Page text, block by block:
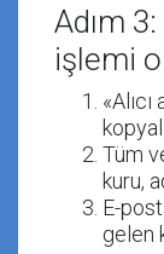
Adım
işlemi
Tüm
kuru,
E-
gelen